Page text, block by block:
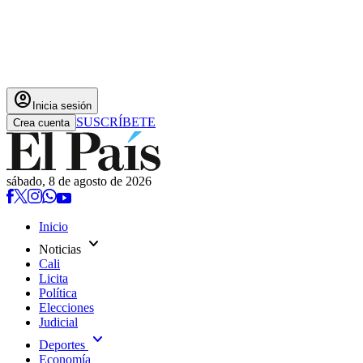
account_circle Inicia sesión
Crea cuenta SUSCRÍBETE
sábado, 8 de agosto de 2026
Inicio
Noticias expand_more
Cali
Licita
Política
Elecciones
Judicial
Deportes expand_more
Economía